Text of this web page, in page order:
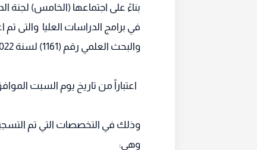
بناءً على اجتماعها (الخامس) لجنة
في برامج الدراسات العليا والتى تم
والبحث العلمي رقم (1161) لسنة 2022 ميلادي.
اعتباراً من تاريخ يوم السبت الموافق:202‪3/02/04
وذلك في التخصصات التي تم
وهي: